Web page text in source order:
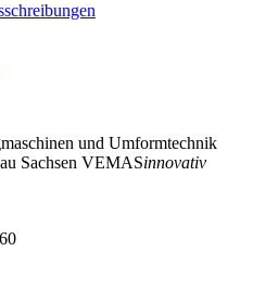
und Umformtechnik
Sachsen VEMASinnovativ